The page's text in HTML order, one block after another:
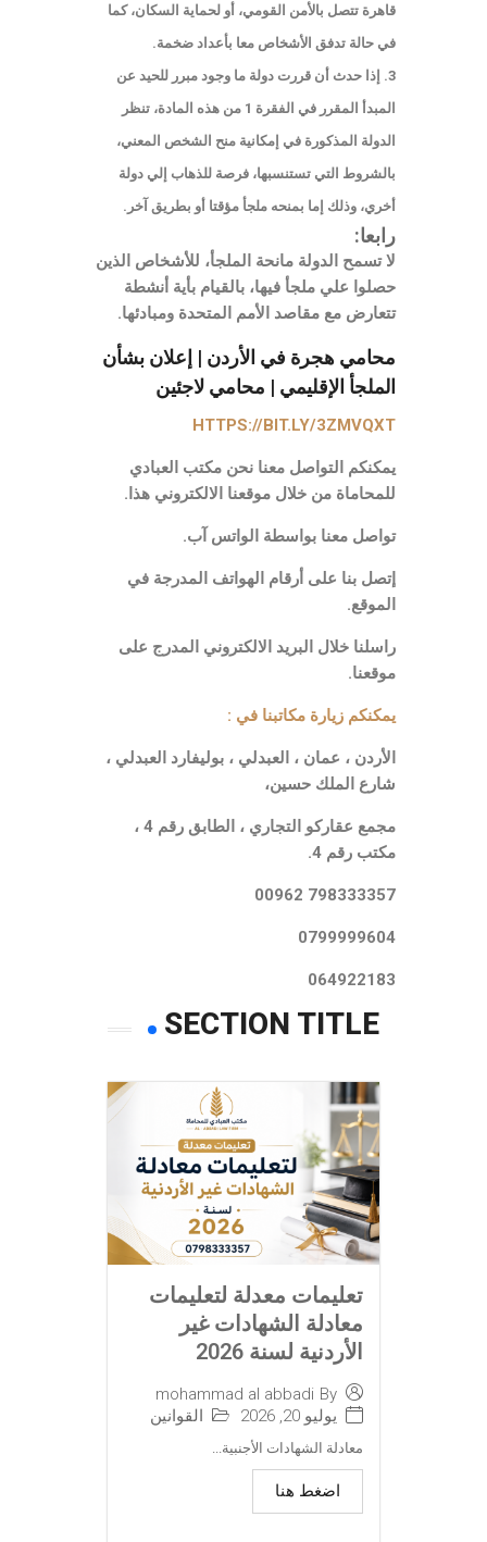
قاهرة تتصل بالأمن القومي، أو لحماية السكان، كما
في حالة تدفق الأشخاص معا بأعداد ضخمة.
3. إذا حدث أن قررت دولة ما وجود مبرر للحيد عن
المبدأ المقرر في الفقرة 1 من هذه المادة، تنظر
الدولة المذكورة في إمكانية منح الشخص المعني،
بالشروط التي تستنسبها، فرصة للذهاب إلي دولة
أخري، وذلك إما بمنحه ملجأ مؤقتا أو بطريق آخر.
رابعا:
لا تسمح الدولة مانحة الملجأ، للأشخاص الذين
حصلوا علي ملجأ فيها، بالقيام بأية أنشطة
تتعارض مع مقاصد الأمم المتحدة ومبادئها.
محامي هجرة في الأردن | إعلان بشأن
الملجأ الإقليمي | محامي لاجئين
HTTPS://BIT.LY/3ZMVQXT
يمكنكم التواصل معنا نحن مكتب العبادي
للمحاماة من خلال موقعنا الالكتروني هذا.
تواصل معنا بواسطة الواتس آب.
إتصل بنا على أرقام الهواتف المدرجة في
الموقع.
راسلنا خلال البريد الالكتروني المدرج على
موقعنا.
يمكنكم زيارة مكاتبنا في :
الأردن ، عمان ، العبدلي ، بوليفارد العبدلي ،
شارع الملك حسين،
مجمع عقاركو التجاري ، الطابق رقم 4 ،
مكتب رقم 4.
798333357 00962
0799999604
064922183
SECTION TITLE
تعليمات معدلة لتعليمات
معادلة الشهادات غير
الأردنية لسنة 2026
By
mohammad al abbadi
يوليو 20, 2026
القوانين
معادلة الشهادات الأجنبية...
اضغط هنا